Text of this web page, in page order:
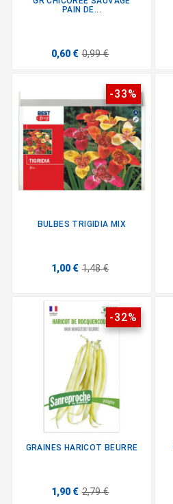
PAIN DE...
0,60 € 0,99 €
-33%
BULBES TRIGIDIA MIX
1,00 € 1,48 €
-32%
GRAINES HARICOT BEURRE
1,90 € 2,79 €